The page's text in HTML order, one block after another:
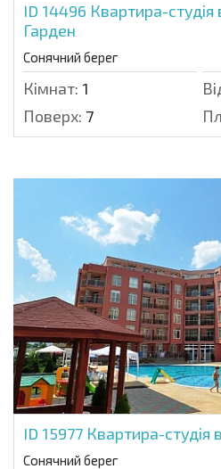
ID 14496 Квартира-
Гарден
Сонячний берег
Кімнат: 1
Поверх: 7
ID 15977 Квартира-студія
Сонячний берег